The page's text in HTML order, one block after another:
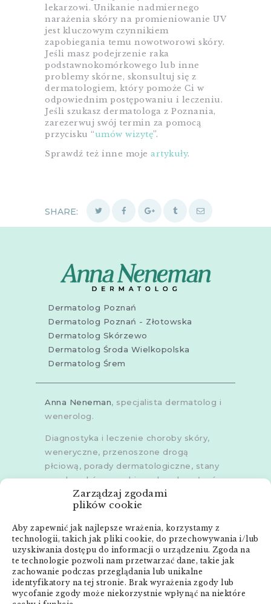
Zarządzaj zgodami
plików cookie
Aby zapewnić jak najlepsze wrażenia, korzystamy z
technologii, takich jak pliki cookie, do przechowywania i/lub
uzyskiwania dostępu do informacji o urządzeniu. Zgoda na
te technologie pozwoli nam przetwarzać dane, takie jak
zachowanie podczas przeglądania lub unikalne
identyfikatory na tej stronie. Brak wyrażenia zgody lub
wycofanie zgody może niekorzystnie wpłynąć na niektóre
lekarzowi. Unikanie nadmiernego
narażenia skóry na promieniowanie UV
jest kluczowym czynnikiem
zapobiegania temu nowotworowi skóry.
Jeśli masz podejrzenie raka
podstawnokomórkowego lub inne
problemy skórne, skonsultuj się z
dermatologiem, który pomoże Ci w
odpowiednim postępowaniu i leczeniu.
Jeśli szukasz dermatologa z Poznania,
zarezerwuj swój termin za pomocą
przycisku “umów wizytę”.
Sprawdź też inne moje artykuły.
SHARE:
Dermatolog Poznań
Dermatolog Poznań - Złotowska
Dermatolog Skórzewo
Dermatolog Środa Wielkopolska
Dermatolog Śrem
Anna Neneman, specjalista dermatolog i
wenerolog.
Diagnostyka i leczenie choroby skóry,
weneryczne, przenoszone drogą
płciową, porady dermatologiczne, stany
zapalne skóry, grzybice, choroby włosów,
dermoskopia, trichoskopia, u dorosłych i
dzieci.
Gabinety wPoznaniu,Poznaniu -
Złotowska,Skórzewie,Środzie
WielkopolskiejiŚremie
Menu: